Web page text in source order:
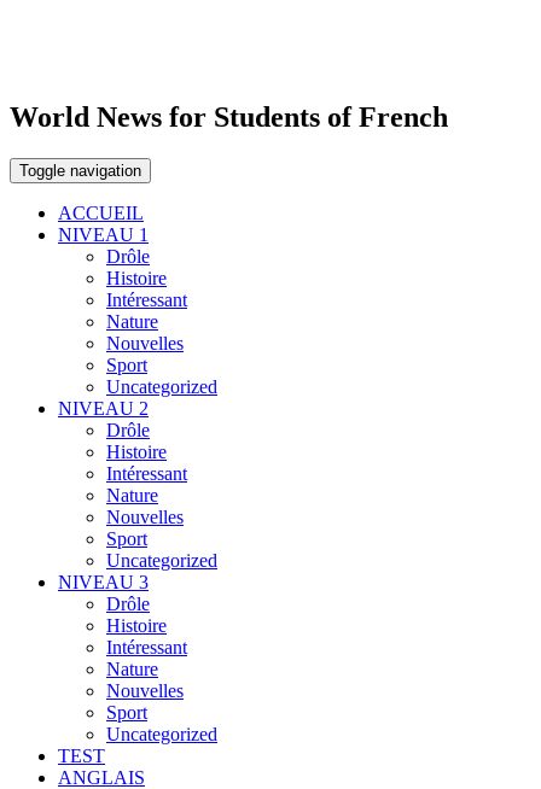
World News for Students of French
Toggle navigation
ACCUEIL
NIVEAU 1
Drôle
Histoire
Intéressant
Nature
Nouvelles
Sport
Uncategorized
NIVEAU 2
Drôle
Histoire
Intéressant
Nature
Nouvelles
Sport
Uncategorized
NIVEAU 3
Drôle
Histoire
Intéressant
Nature
Nouvelles
Sport
Uncategorized
TEST
ANGLAIS